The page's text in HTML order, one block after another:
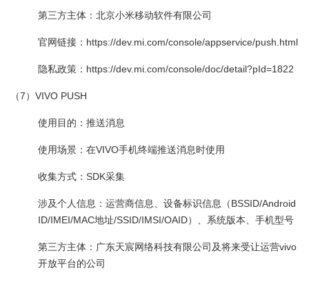
第三方主体：北京小米移动软件有限公司
官网链接：https://dev.mi.com/console/appservice/push.html
隐私政策：https://dev.mi.com/console/doc/detail?pId=1822
（7）VIVO PUSH
使用目的：推送消息
使用场景：在VIVO手机终端推送消息时使用
收集方式：SDK采集
涉及个人信息：运营商信息、设备标识信息（BSSID/Android
ID/IMEI/MAC地址/SSID/IMSI/OAID）、系统版本、手机型号
第三方主体：广东天宸网络科技有限公司及将来受让运营vivo
开放平台的公司